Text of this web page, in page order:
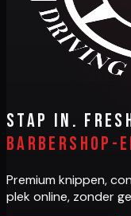
Stap in.
barbershop-
Premium knippen,
plek online, zonder